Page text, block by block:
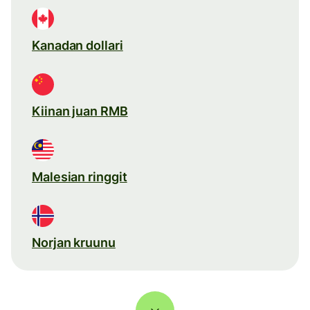
Kanadan dollari
Kiinan juan RMB
Malesian ringgit
Norjan kruunu